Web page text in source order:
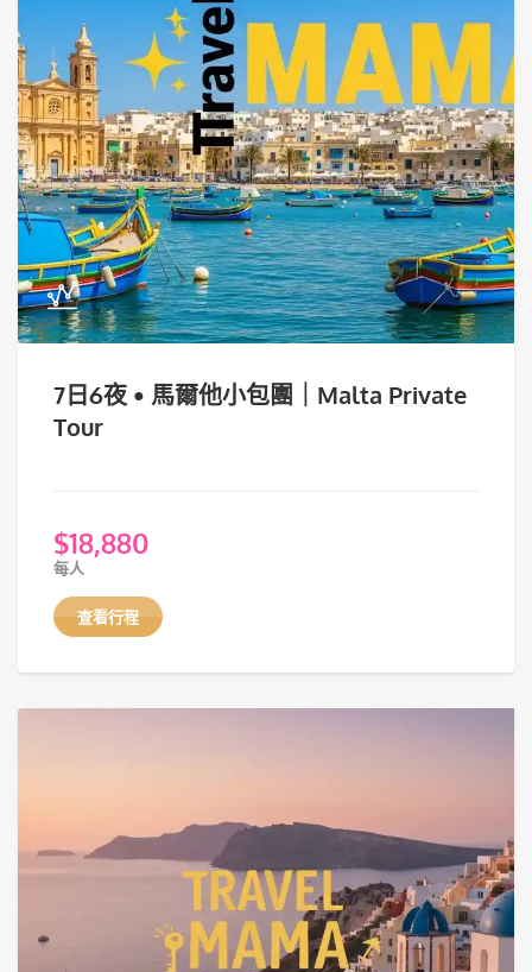
7日6夜 • 馬爾他小包團｜Malta Private
Tour
$18,880
每人
查看行程